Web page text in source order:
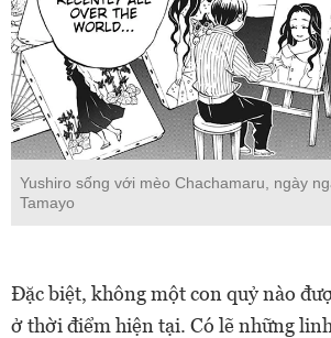
Yushiro sống với mèo Chachamaru, ngày
Tamayo
Đặc biệt, không một con quỷ nào
ở thời điểm hiện tại. Có lẽ những